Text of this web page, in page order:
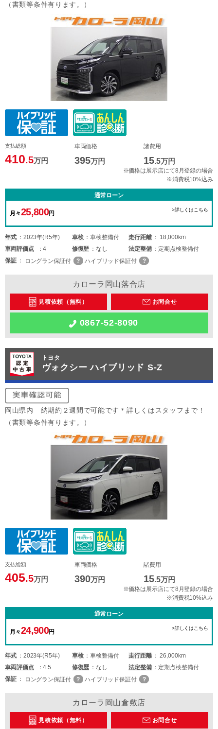
（書類等条件有ります。）
支払総額
410.5万円
車両価格
395万円
諸費用
15.5万円
※価格は展示店にて8月登録の場合
※消費税10%込み
通常ローン
月々25,800円
>詳しくはこちら
年式 2023年(R5年) 車検 車検整備付 走行距離
18,000km
車両評価点 4 修復歴 なし 法定整備
定期点検整備付
保証
ロングラン保証付 ハイブリッド保証付
カローラ岡山落合店
見積依頼（無料） お問合せ
0867-52-8090
トヨタ
ヴォクシー ハイブリッド S-Z
岡山県内 納期約２週間で可能です＊詳しくはスタッフまで！
（書類等条件有ります。）
支払総額
405.5万円
車両価格
390万円
諸費用
15.5万円
※価格は展示店にて8月登録の場合
※消費税10%込み
通常ローン
月々24,900円
>詳しくはこちら
年式 2023年(R5年) 車検 車検整備付 走行距離
26,000km
車両評価点 4.5 修復歴 なし 法定整備
定期点検整備付
保証
ロングラン保証付 ハイブリッド保証付
カローラ岡山倉敷店
見積依頼（無料） お問合せ